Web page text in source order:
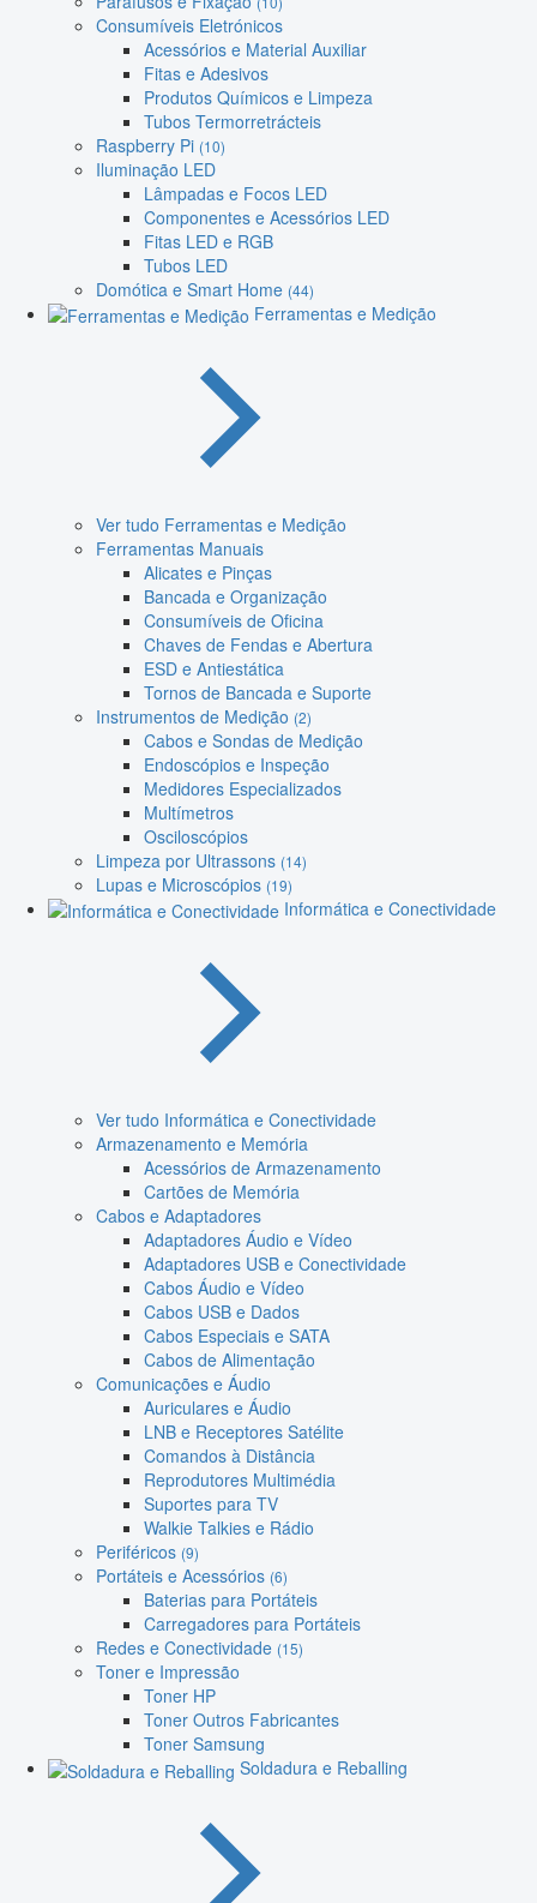
Consumíveis Eletrónicos
Acessórios e Material Auxiliar
Fitas e Adesivos
Produtos Químicos e Limpeza
Tubos Termorretrácteis
Raspberry Pi (10)
Iluminação LED
Lâmpadas e Focos LED
Componentes e Acessórios LED
Fitas LED e RGB
Tubos LED
Domótica e Smart Home (44)
Ferramentas e Medição
Ver tudo Ferramentas e Medição
Ferramentas Manuais
Alicates e Pinças
Bancada e Organização
Consumíveis de Oficina
Chaves de Fendas e Abertura
ESD e Antiestática
Tornos de Bancada e Suporte
Instrumentos de Medição (2)
Cabos e Sondas de Medição
Endoscópios e Inspeção
Medidores Especializados
Multímetros
Osciloscópios
Limpeza por Ultrassons (14)
Lupas e Microscópios (19)
Informática e Conectividade
Ver tudo Informática e Conectividade
Armazenamento e Memória
Acessórios de Armazenamento
Cartões de Memória
Cabos e Adaptadores
Adaptadores Áudio e Vídeo
Adaptadores USB e Conectividade
Cabos Áudio e Vídeo
Cabos USB e Dados
Cabos Especiais e SATA
Cabos de Alimentação
Comunicações e Áudio
Auriculares e Áudio
LNB e Receptores Satélite
Comandos à Distância
Reprodutores Multimédia
Suportes para TV
Walkie Talkies e Rádio
Periféricos (9)
Portáteis e Acessórios (6)
Baterias para Portáteis
Carregadores para Portáteis
Redes e Conectividade (15)
Toner e Impressão
Toner HP
Toner Outros Fabricantes
Toner Samsung
Soldadura e Reballing